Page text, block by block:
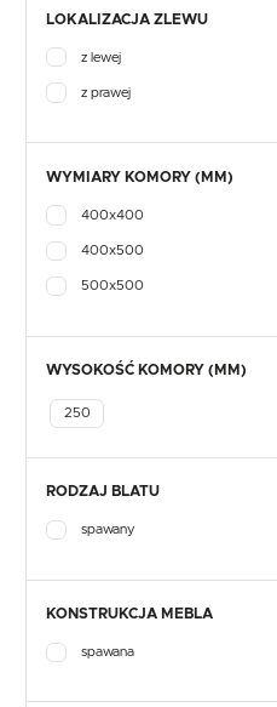
LOKALIZACJA ZLEWU
z lewej
z prawej
WYMIARY KOMORY (MM)
400x400
400x500
500x500
WYSOKOŚĆ KOMORY (MM)
250
RODZAJ BLATU
spawany
KONSTRUKCJA MEBLA
spawana